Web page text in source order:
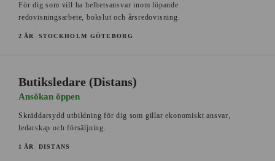
För dig som vill ha helhetsansvar inom löpande
redovisningsarbete, bokslut och årsredovisning.
2 ÅR STOCKHOLM GÖTEBORG
Butiksledare (Distans)
Ansökan öppen
Skräddarsydd utbildning för dig som gillar ekonomiskt ansvar,
ledarskap och försäljning.
1 ÅR DISTANS